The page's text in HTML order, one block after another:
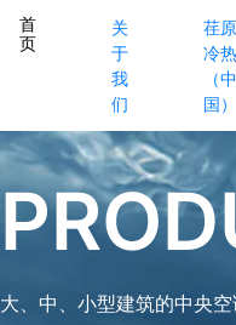
首
页
关
于
我
们
荏原
冷热
（中
国）
大、中、小型建筑的中央